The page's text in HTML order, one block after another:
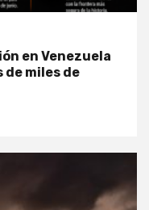
en Venezuela
miles de